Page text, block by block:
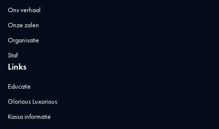
Ons verhaal
Onze zalen
Organisatie
Staf
Links
Educatie
Glorious Luxorious
Kassa informatie